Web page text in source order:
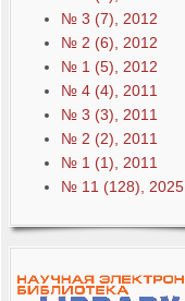
№ 3 (7), 2012
№ 2 (6), 2012
№ 1 (5), 2012
№ 4 (4), 2011
№ 3 (3), 2011
№ 2 (2), 2011
№ 1 (1), 2011
№ 11 (128), 2025